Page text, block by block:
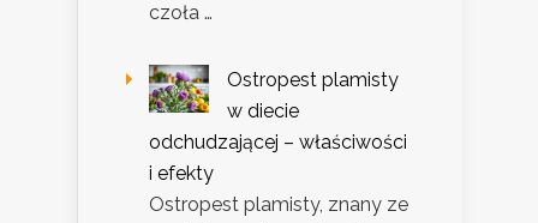
czoła …
Ostropest plamisty
w diecie
odchudzającej – właściwości
i efekty
Ostropest plamisty, znany ze